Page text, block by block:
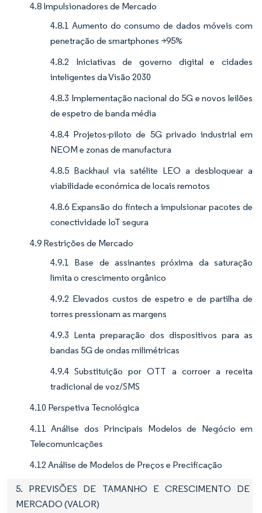
4.8 Impulsionadores de Mercado
4.8.1 Aumento do consumo de dados móveis com
penetração de smartphones >95%
4.8.2 Iniciativas de governo digital e cidades
inteligentes da Visão 2030
4.8.3 Implementação nacional do 5G e novos leilões
de espetro de banda média
4.8.4 Projetos-piloto de 5G privado industrial em
NEOM e zonas de manufactura
4.8.5 Backhaul via satélite LEO a desbloquear a
viabilidade económica de locais remotos
4.8.6 Expansão do fintech a impulsionar pacotes de
conectividade IoT segura
4.9 Restrições de Mercado
4.9.1 Base de assinantes próxima da saturação
limita o crescimento orgânico
4.9.2 Elevados custos de espetro e de partilha de
torres pressionam as margens
4.9.3 Lenta preparação dos dispositivos para as
bandas 5G de ondas milimétricas
4.9.4 Substituição por OTT a corroer a receita
tradicional de voz/SMS
4.10 Perspetiva Tecnológica
4.11 Análise dos Principais Modelos de Negócio em
Telecomunicações
4.12 Análise de Modelos de Preços e Precificação
5. PREVISÕES DE TAMANHO E CRESCIMENTO DE
MERCADO (VALOR)